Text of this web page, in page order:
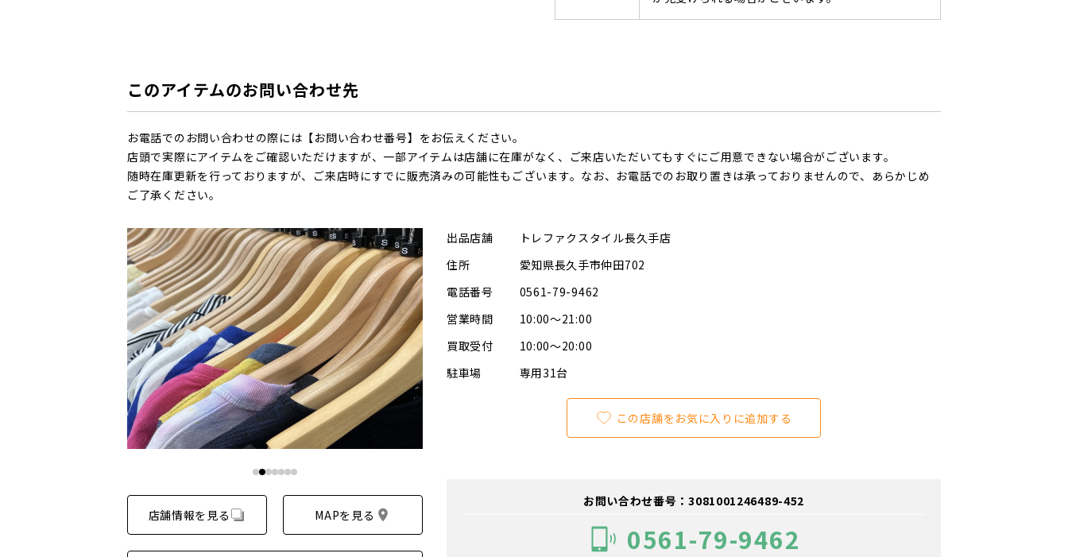
このアイテムのお問い合わせ先
お電話でのお問い合わせの際には【お問い合わせ番号】をお伝えください。
店頭で実際にアイテムをご確認いただけますが、一部アイテムは店舗に在庫がなく、ご来店いただいてもすぐにご用意できない場合がございます。
随時在庫更新を行っておりますが、ご来店時にすでに販売済みの可能性もございます。なお、お電話でのお取り置きは承っておりませんので、あらかじめ
ご了承ください。
店舗情報を見る MAPを見る
出品店舗
トレファクスタイル長久手店
住所
愛知県長久手市仲田702
電話番号
0561-79-9462
営業時間
10:00～21:00
買取受付
10:00～20:00
駐車場
専用31台
この店舗をお気に入りに追加する
お問い合わせ番号：3081001246489-452
0561-79-9462